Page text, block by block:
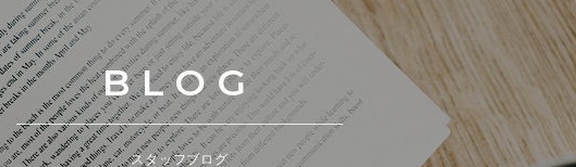
BLOG
スタッフブログ